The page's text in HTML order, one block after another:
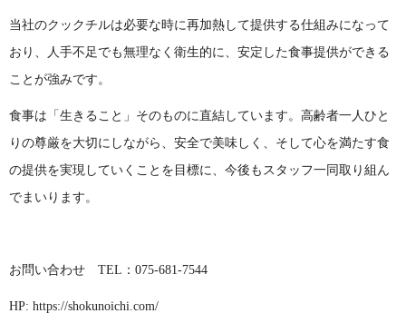
当社のクックチルは必要な時に再加熱して提供する仕組みになって
おり、人手不足でも無理なく衛生的に、安定した食事提供ができる
ことが強みです。
食事は「生きること」そのものに直結しています。高齢者一人ひと
りの尊厳を大切にしながら、安全で美味しく、そして心を満たす食
の提供を実現していくことを目標に、今後もスタッフ一同取り組ん
でまいります。
お問い合わせ TEL：075-681-7544
HP: https://shokunoichi.com/